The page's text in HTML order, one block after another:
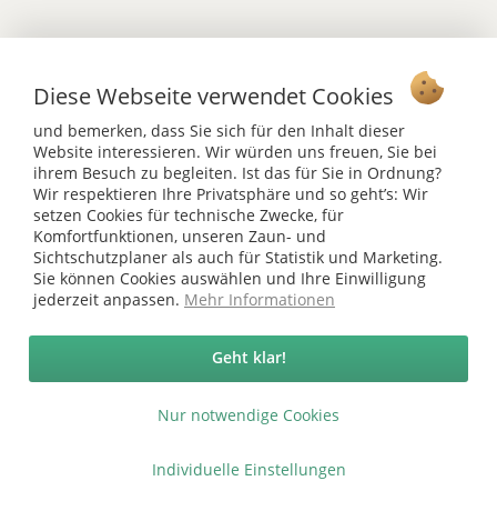
Vertrag widerrufen
Ab 75 € versandkostenfrei *
Service Hotline
Shop Service
Informationen
Versandkosten.
Copyright © afp marketing gmbh - Alle Rechte vorbehalten
Diese Webseite verwendet Cookies
und bemerken, dass Sie sich für den Inhalt dieser
Website interessieren. Wir würden uns freuen, Sie bei
ihrem Besuch zu begleiten. Ist das für Sie in Ordnung?
Wir respektieren Ihre Privatsphäre und so geht’s: Wir
setzen Cookies für technische Zwecke, für
Komfortfunktionen, unseren Zaun- und
Sichtschutzplaner als auch für Statistik und Marketing.
Sie können Cookies auswählen und Ihre Einwilligung
jederzeit anpassen. Mehr Informationen
Nur notwendige Cookies
Geht klar!
Individuelle Einstellungen